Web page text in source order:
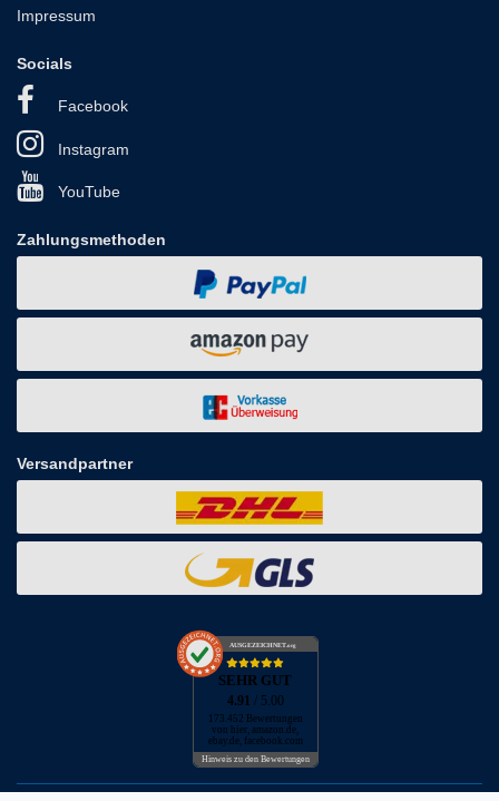
Impressum
Socials
Facebook
Instagram
YouTube
Zahlungsmethoden
Versandpartner
AUSGEZEICHNET.org
SEHR GUT
4.91 / 5.00
173.452 Bewertungen
von hier, amazon.de,
ebay.de, facebook.com
Hinweis zu den Bewertungen